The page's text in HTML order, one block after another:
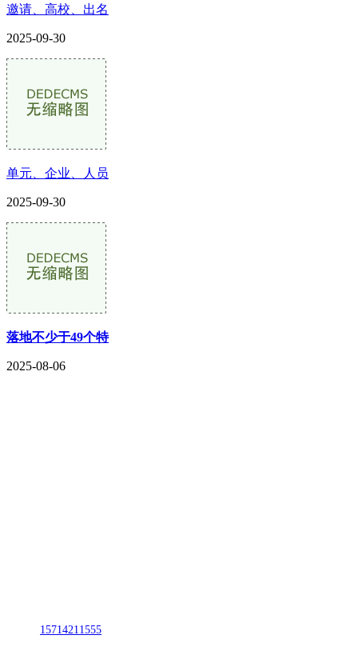
邀请、高校、出名
2025-09-30
单元、企业、人员
2025-09-30
落地不少于49个特
2025-08-06
15714211555